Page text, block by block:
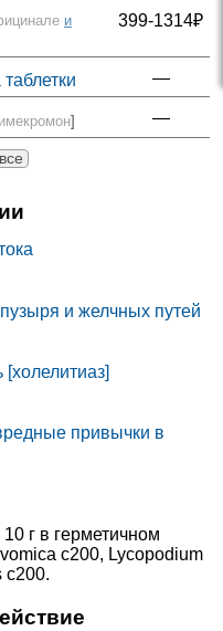
399-1314₽
и
—
—
]
и желчных путей
привычки в
г в герметичном
с200, Lycopodium
с200.